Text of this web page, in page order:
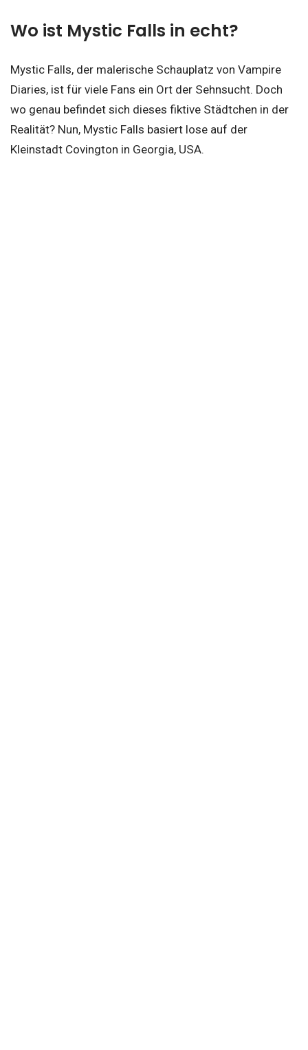
Wo ist Mystic Falls in echt?
Mystic Falls, der malerische Schauplatz von Vampire
Diaries, ist für viele Fans ein Ort der Sehnsucht. Doch
wo genau befindet sich dieses fiktive Städtchen in der
Realität? Nun, Mystic Falls basiert lose auf der
Kleinstadt Covington in Georgia, USA.